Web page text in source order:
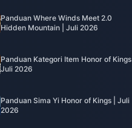
Panduan Where Winds Meet 2.0
Hidden Mountain | Juli 2026
Panduan Kategori Item Honor of Kings |
Juli 2026
Panduan Sima Yi Honor of Kings | Juli
2026